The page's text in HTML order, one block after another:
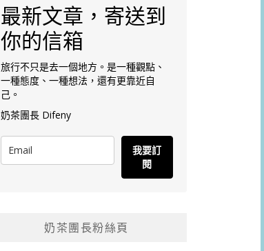
最新文章，寄送到
你的信箱
旅行不只是去一個地方。是一種觀點、
一種態度、一種想法，還有更靠近自
己。
奶茶團長 Difeny
我要訂
閱
奶茶團長粉絲頁